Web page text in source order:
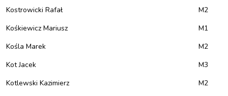
Kostrowicki Rafał
M2
Kośkiewicz Mariusz
M1
Kośla Marek
M2
Kot Jacek
M3
Kotlewski Kazimierz
M2